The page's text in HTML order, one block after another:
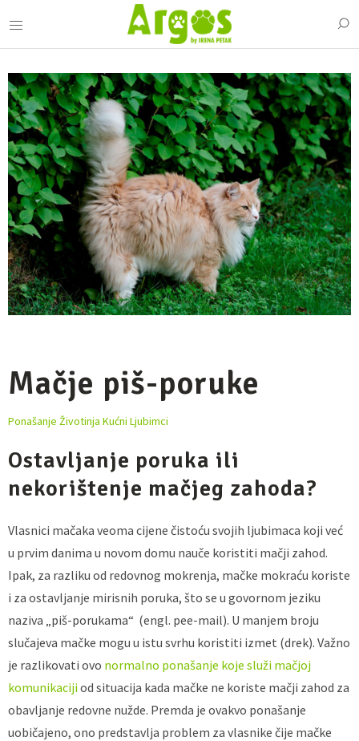
Mačje piš-poruke
Ponašanje Životinja Kućni Ljubimci
Ostavljanje poruka ili
nekorištenje mačjeg zahoda?
Vlasnici mačaka veoma cijene čistoću svojih ljubimaca koji već
u prvim danima u novom domu nauče koristiti mačji zahod.
Ipak, za razliku od redovnog mokrenja, mačke mokraću koriste
i za ostavljanje mirisnih poruka, što se u govornom jeziku
naziva „piš-porukama“ (engl. pee-mail). U manjem broju
slučajeva mačke mogu u istu svrhu koristiti izmet (drek). Važno
je razlikovati ovo normalno ponašanje koje služi mačjoj
komunikacijiod situacija kada mačke ne koriste mačji zahod za
obavljanje redovne nužde. Premda je ovakvo ponašanje
uobičajeno, ono predstavlja problem za vlasnike čije mačke